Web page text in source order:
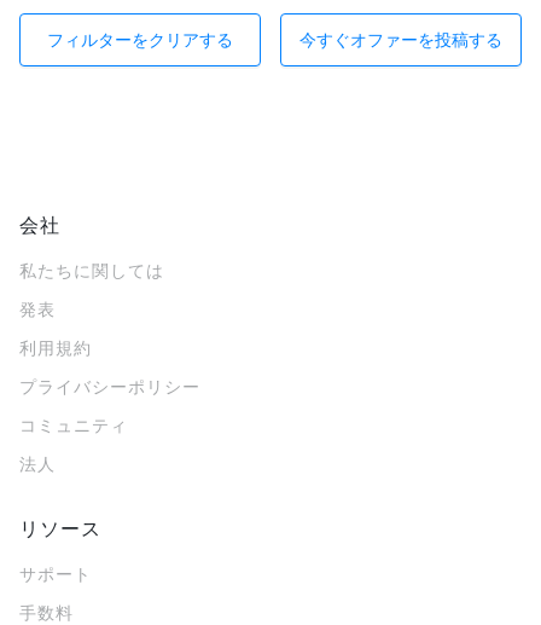
フィルターをクリアする 今すぐオファーを投稿する
会社
私たちに関しては
発表
利用規約
プライバシーポリシー
コミュニティ
法人
リソース
サポート
手数料